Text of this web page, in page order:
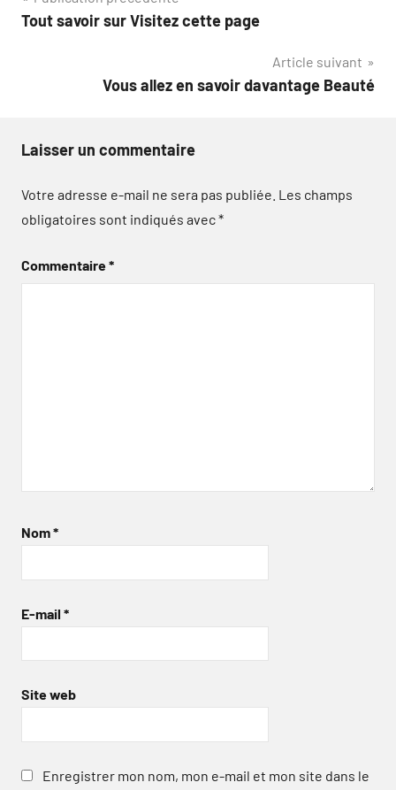
de
Tout savoir sur Visitez cette page
Article suivant
Vous allez en savoir davantage Beauté
Laisser un commentaire
Votre adresse e-mail ne sera pas publiée. Les champs
obligatoires sont indiqués avec*
Commentaire*
Nom*
E-mail *
Site web
Enregistrer mon nom, mon e-mail et mon site dans le